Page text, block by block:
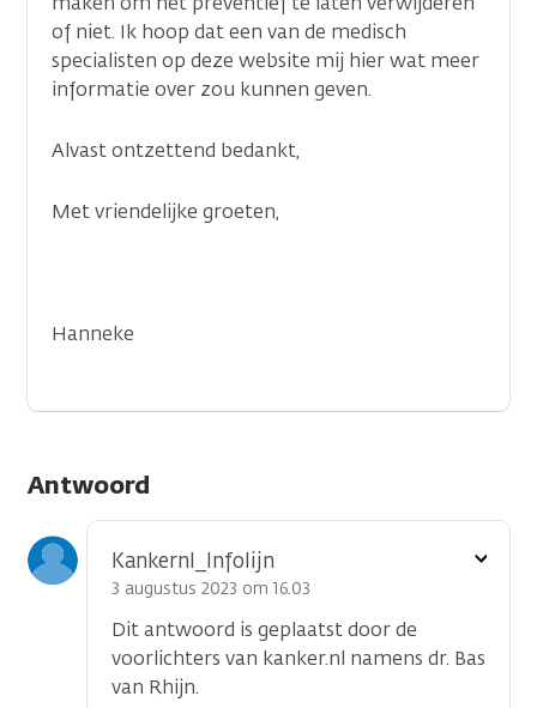
of niet. Ik hoop dat een van de medisch
specialisten op deze website mij hier wat meer
informatie over zou kunnen geven.
Alvast ontzettend bedankt,
Met vriendelijke groeten,
Hanneke
Antwoord
Kankernl_Infolijn
3 augustus 2023 om 16.03
Dit antwoord is geplaatst door de
voorlichters van kanker.nl namens dr. Bas
van Rhijn.
Toon